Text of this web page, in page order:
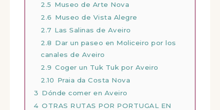
2.5 Museo de Arte Nova
2.6 Museo de Vista Alegre
2.7 Las Salinas de Aveiro
2.8 Dar un paseo en Moliceiro por los
canales de Aveiro
2.9 Coger un Tuk Tuk por Aveiro
2.10 Praia da Costa Nova
3 Dónde comer en Aveiro
4 OTRAS RUTAS POR PORTUGAL EN